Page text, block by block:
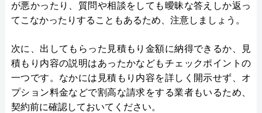
が悪かったり、質問や相談をしても曖昧な答えしか返っ
てこなかったりすることもあるため、注意しましょう。
次に、出してもらった見積もり金額に納得できるか、見
積もり内容の説明はあったかなどもチェックポイントの
一つです。なかには見積もり内容を詳しく開示せず、オ
プション料金などで割高な請求をする業者もいるため、
契約前に確認しておいてください。